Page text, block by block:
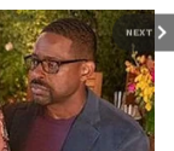
NEXT